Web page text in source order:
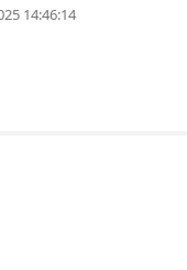
14:46:14